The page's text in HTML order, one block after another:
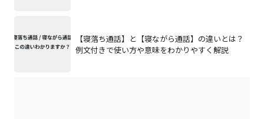
【寝落ち通話】と【寝ながら通話】の違いとは？
例文付きで使い方や意味をわかりやすく解説